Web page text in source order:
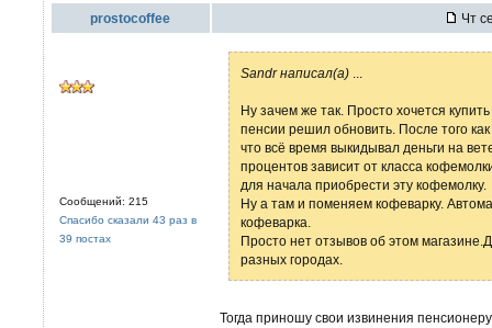
prostocoffee Чт
Сообщений: 215
Спасибо сказали 43 раз в
39 постах
Sandr написал(а)
Ну зачем же так. Просто хочется
пенсии решил обновить. После того
что всё время выкидывал деньги на
процентов зависит от класса
для начала приобрести эту кофемолку.
Ну а там и поменяем кофеварку.
кофеварка.
Просто нет отзывов об этом
разных городах.
Тогда приношу свои извинения